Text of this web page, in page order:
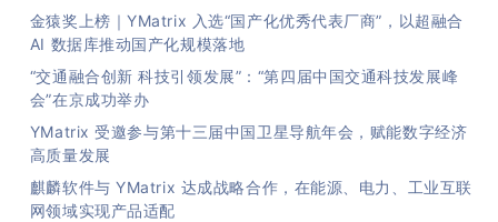
金猿奖上榜｜YMatrix 入选“国产化优秀代表厂商”，以超融合
AI 数据库推动国产化规模落地
“交通融合创新 科技引领发展”：“第四届中国交通科技发展峰
会”在京成功举办
YMatrix 受邀参与第十三届中国卫星导航年会，赋能数字经济
高质量发展
麒麟软件与 YMatrix 达成战略合作，在能源、电力、工业互联
网领域实现产品适配